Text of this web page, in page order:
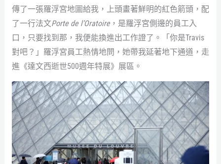
傳了一張羅浮宮地圖給我，上頭畫著鮮明的紅色箭頭，配
了一行法文Porte de l’Oratoire，是羅浮宮側邊的員工入
口，只要找到那，我便能換進出工作證了。「你是Travis
對吧？」羅浮宮員工熱情地問，她帶我延著地下通道，走
進《達文西逝世500週年特展》展區。